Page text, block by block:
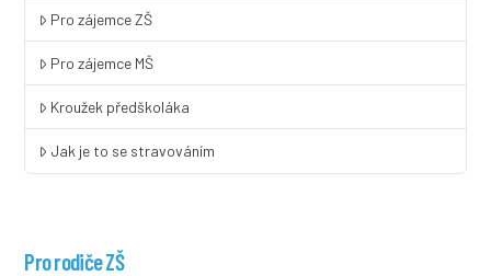
Pro zájemce ZŠ
Pro zájemce MŠ
Kroužek předškoláka
Jak je to se stravováním
Pro rodiče ZŠ